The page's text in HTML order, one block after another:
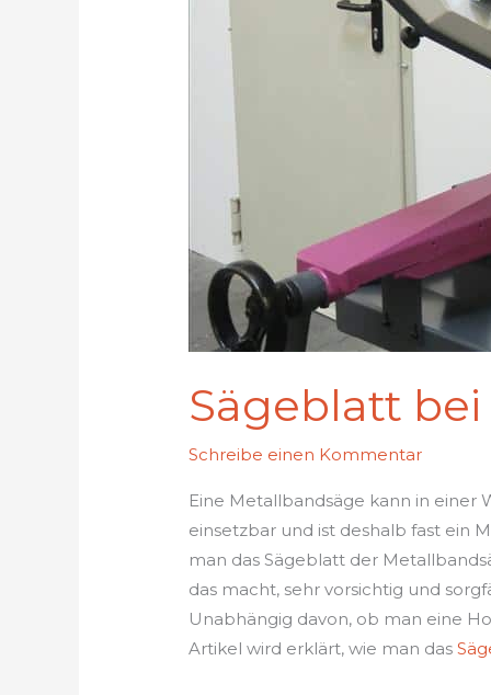
Sägeblatt
Schreibe einen Kommentar
Eine Metallbandsäge kann in einer
einsetzbar und ist deshalb fast ein
man das Sägeblatt der
das macht, sehr vorsichtig und
Unabhängig davon, ob man eine
Artikel wird erklärt, wie man das